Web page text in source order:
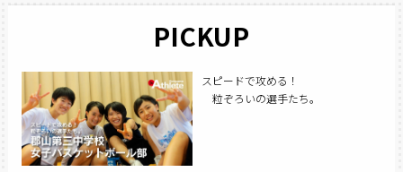
PICKUP
スピードで攻める！
粒ぞろいの選手たち。